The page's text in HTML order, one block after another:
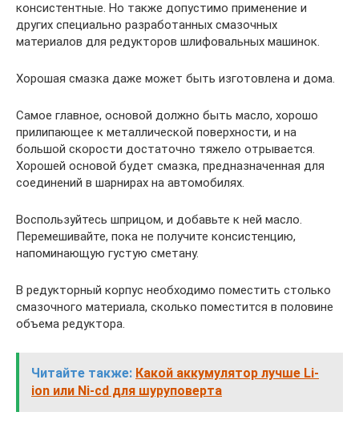
консистентные. Но также допустимо применение и
других специально разработанных смазочных
материалов для редукторов шлифовальных машинок.
Хорошая смазка даже может быть изготовлена и дома.
Самое главное, основой должно быть масло, хорошо
прилипающее к металлической поверхности, и на
большой скорости достаточно тяжело отрывается.
Хорошей основой будет смазка, предназначенная для
соединений в шарнирах на автомобилях.
Воспользуйтесь шприцом, и добавьте к ней масло.
Перемешивайте, пока не получите консистенцию,
напоминающую густую сметану.
В редукторный корпус необходимо поместить столько
смазочного материала, сколько поместится в половине
объема редуктора.
Читайте также: Какой аккумулятор лучше Li-
ion или Ni-cd для шуруповерта